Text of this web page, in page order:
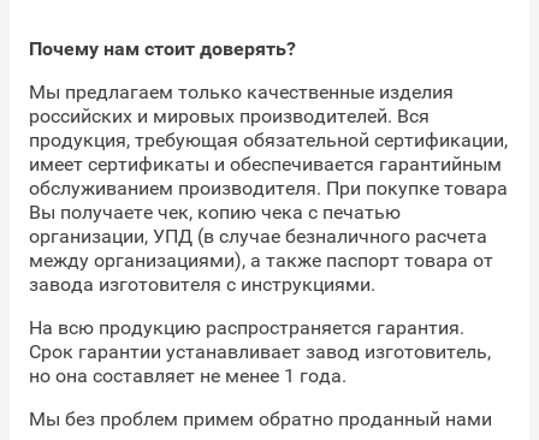
Почему нам стоит доверять?
Мы предлагаем только качественные изделия
российских и мировых производителей. Вся
продукция, требующая обязательной сертификации,
имеет сертификаты и обеспечивается гарантийным
обслуживанием производителя. При покупке товара
Вы получаете чек, копию чека с печатью
организации, УПД (в случае безналичного расчета
между организациями), а также паспорт товара от
завода изготовителя с инструкциями.
На всю продукцию распространяется гарантия.
Срок гарантии устанавливает завод изготовитель,
но она составляет не менее 1 года.
Мы без проблем примем обратно проданный нами